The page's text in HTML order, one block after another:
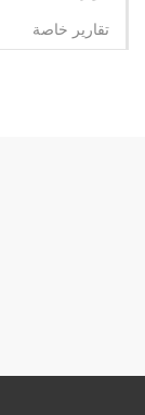
تقارير خاصة